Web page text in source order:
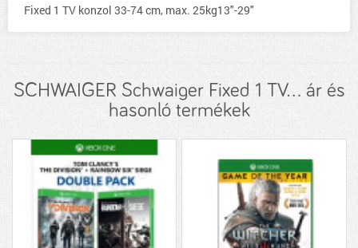
Fixed 1 TV konzol 33-74 cm, max. 25kg13"-29"
SCHWAIGER Schwaiger Fixed 1 TV... ár és
hasonló termékek